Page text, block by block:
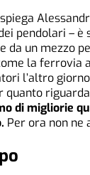
spiega
pendolari – è
da un mezzo
la
l’altro
quanto
di migliorie
Per ora non ne